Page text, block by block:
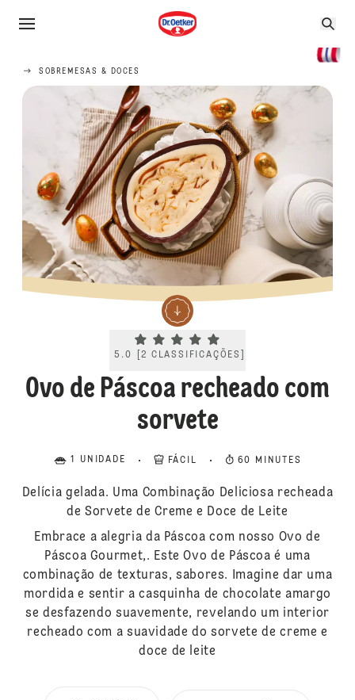
SOBREMESAS & DOCES
Current rating 5.0. Click to rate.
5.0 [2 CLASSIFICAÇÕES
Ovo de Páscoa recheado com
sorvete
1 UNIDADE FÁCIL 60 MINUTES
Delícia gelada. Uma Combinação Deliciosa recheada
de Sorvete de Creme e Doce de Leite
Embrace a alegria da Páscoa com nosso Ovo de
Páscoa Gourmet,. Este Ovo de Páscoa é uma
combinação de texturas, sabores. Imagine dar uma
mordida e sentir a casquinha de chocolate amargo
se desfazendo suavemente, revelando um interior
recheado com a suavidade do sorvete de creme e
doce de leite